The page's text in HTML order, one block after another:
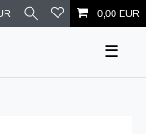
0,00 EUR
☰